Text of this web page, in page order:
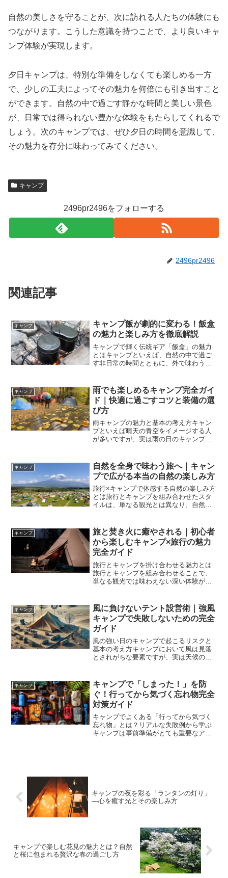
自然の美しさを守ることが、次に訪れる人たちの体験にも
つながります。こうした意識を持つことで、より良いキャ
ンプ体験が実現します。
夕日キャンプは、特別な準備をしなくても楽しめる一方
で、少しの工夫によってその魅力を何倍にも引き出すこと
ができます。自然の中で過ごす静かな時間と美しい景色
が、日常では得られない豊かな体験をもたらしてくれるで
しょう。次のキャンプでは、ぜひ夕日の時間を意識して、
その魅力を存分に味わってみてください。
キャンプ
2496pr2496をフォローする
2496pr2496
関連記事
キャンプ
キャンプ飯が劇的に変わる！飯盒
の魅力と楽しみ方を徹底解説
キャンプで輝く伝統ギア「飯盒」の魅力
とはキャンプといえば、自然の中で過ご
す非日常の時間とともに、外で味わう食
具「飯盒（はんごう）」は、シンプルで
ありながら奥深い魅力を持...
キャンプ
雨でも楽しめるキャンプ完全ガイ
ド｜快適に過ごすコツと装備の選
び方
雨キャンプの魅力と基本の考え方キャン
プといえば晴天の青空をイメージする人
が多いですが、実は雨の日のキャンプに
段よりも静かな空間。これらは晴れの日
には味わえない特別な体験...
キャンプ
自然を全身で味わう旅へ｜キャン
プで広がる本当の自然の楽しみ方
旅行×キャンプで体感する自然の楽しみ方
とは旅行とキャンプを組み合わせたスタ
イルは、単なる観光とは異なり、自然を
風や光、音といった自然の要素をダイレ
クトに感じられる点が、...
キャンプ
旅と焚き火に癒やされる｜初心者
から楽しむキャンプ×旅行の魅力
完全ガイド
旅行とキャンプを掛け合わせる魅力とは
旅行とキャンプを組み合わせることで、
単なる観光では味わえない深い体験が得
には、五感を刺激する特別な魅力があり
ます。例えば、朝は鳥のさ...
キャンプ
風に負けないテント設営術｜強風
キャンプで失敗しないための完全
ガイド
風の強い日のキャンプで起こるリスクと
基本の考え方キャンプにおいて風は見落
とされがちな要素ですが、実は天候の中
直接受けるため、事前の知識と準備が安
全性や快適性を大きく左右...
キャンプ
キャンプで「しまった！」を防
ぐ！行ってから気づく忘れ物完全
対策ガイド
キャンプでよくある「行ってから気づく
忘れ物」とは？リアルな失敗例から学ぶ
キャンプは事前準備がとても重要なアウ
キャンプの夜を彩る「ランタンの灯り」
—心を癒す光とその楽しみ方
キャンプで楽しむ花見の魅力とは？自然
と桜に包まれる贅沢な春の過ごし方